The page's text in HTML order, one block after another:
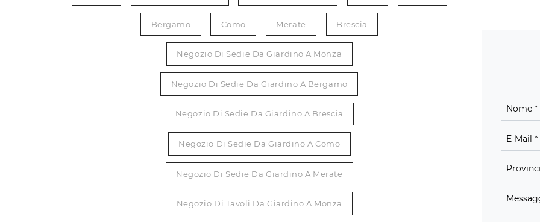
Bergamo Como Merate Brescia
Negozio Di Sedie Da Giardino A Monza
Negozio Di Sedie Da Giardino A Bergamo
Negozio Di Sedie Da Giardino A Brescia
Negozio Di Sedie Da Giardino A Como
Negozio Di Sedie Da Giardino A Merate
Negozio Di Tavoli Da Giardino A Monza